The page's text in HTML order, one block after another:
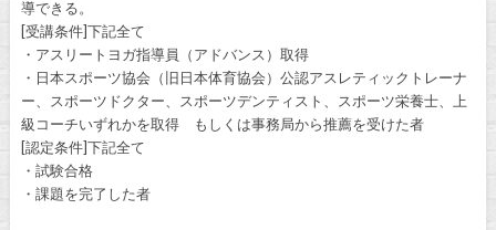
導できる。
[受講条件]下記全て
・アスリートヨガ指導員（アドバンス）取得
・日本スポーツ協会（旧日本体育協会）公認アスレティックトレーナ
ー、スポーツドクター、スポーツデンティスト、スポーツ栄養士、上
級コーチいずれかを取得 もしくは事務局から推薦を受けた者
[認定条件]下記全て
・試験合格
・課題を完了した者